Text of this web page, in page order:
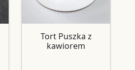
Tort Puszka z
kawiorem